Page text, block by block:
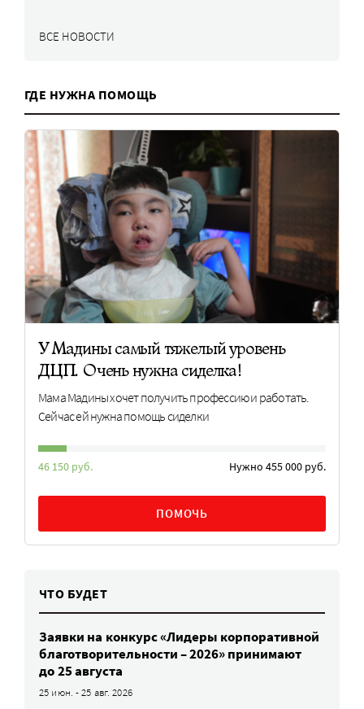
ВСЕ НОВОСТИ
ГДЕ НУЖНА ПОМОЩЬ
У Мадины самый тяжелый уровень
ДЦП. Очень нужна сиделка!
Мама Мадины хочет получить профессию и работать.
Сейчас ей нужна помощь сиделки
46 150 руб. Нужно 455 000 руб.
ПОМОЧЬ
ЧТО БУДЕТ
Заявки на конкурс «Лидеры корпоративной
благотворительности – 2026» принимают
до 25 августа
25 июн. - 25 авг. 2026